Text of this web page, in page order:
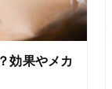
丁寧な説明
効果やメカ